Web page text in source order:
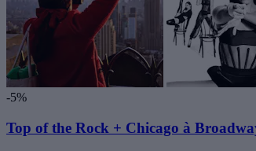
-5%
Top of the Rock + Chicago à